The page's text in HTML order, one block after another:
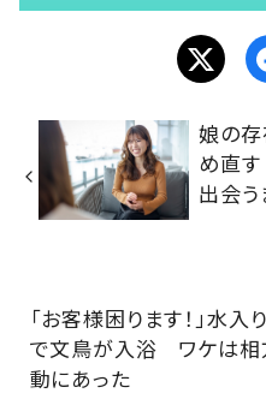
娘の
め直
出会う
「お客様困ります！」水入
で文鳥が入浴 ワケは相
動にあった